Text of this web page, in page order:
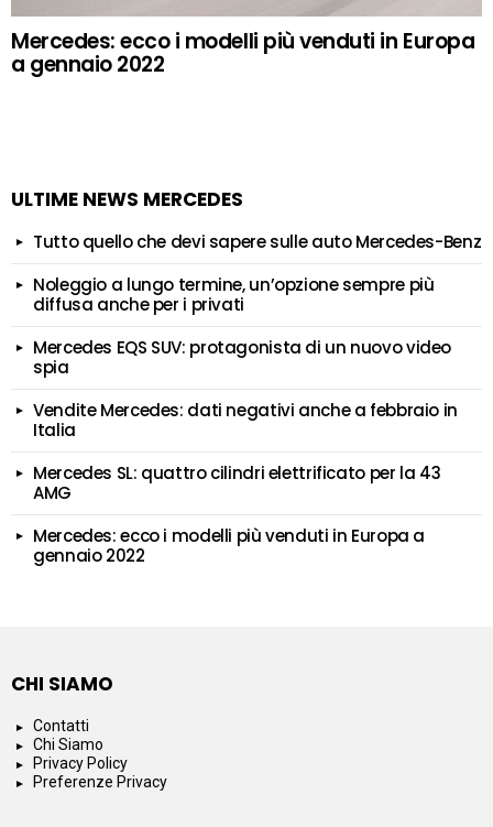
Mercedes: ecco i modelli più venduti in Europa
a gennaio 2022
ULTIME NEWS MERCEDES
Tutto quello che devi sapere sulle auto Mercedes-Benz
Noleggio a lungo termine, un’opzione sempre più
diffusa anche per i privati
Mercedes EQS SUV: protagonista di un nuovo video
spia
Vendite Mercedes: dati negativi anche a febbraio in
Italia
Mercedes SL: quattro cilindri elettrificato per la 43
AMG
Mercedes: ecco i modelli più venduti in Europa a
gennaio 2022
CHI SIAMO
Contatti
Chi Siamo
Privacy Policy
Preferenze Privacy